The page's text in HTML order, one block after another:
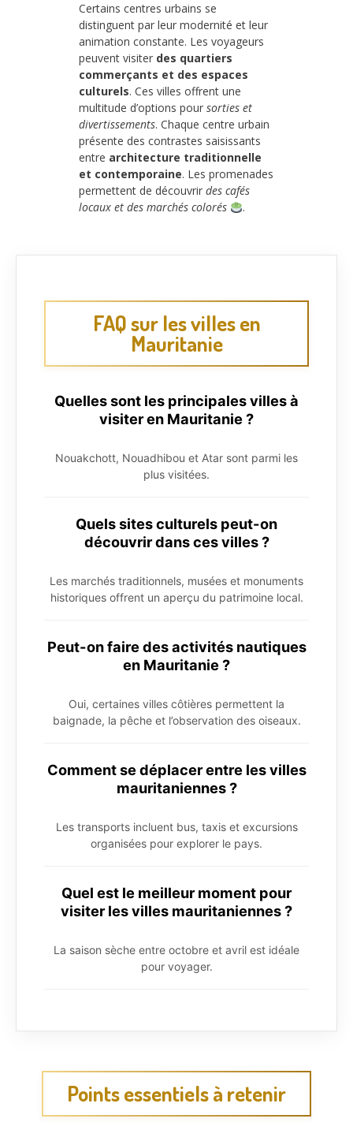
Certains centres urbains se
distinguent par leur modernité et leur
animation constante. Les voyageurs
peuvent visiter des quartiers
commerçants et des espaces
culturels. Ces villes offrent une
multitude d’options pour sorties et
divertissements. Chaque centre urbain
présente des contrastes saisissants
entre architecture traditionnelle
et contemporaine. Les promenades
permettent de découvrir des cafés
locaux et des marchés colorés
.
FAQ sur les villes en
Mauritanie
Quelles sont les principales villes à
visiter en Mauritanie ?
Nouakchott, Nouadhibou et Atar sont parmi les
plus visitées.
Quels sites culturels peut-on
découvrir dans ces villes ?
Les marchés traditionnels, musées et monuments
historiques offrent un aperçu du patrimoine local.
Peut-on faire des activités nautiques
en Mauritanie ?
Oui, certaines villes côtières permettent la
baignade, la pêche et l’observation des oiseaux.
Comment se déplacer entre les villes
mauritaniennes ?
Les transports incluent bus, taxis et excursions
organisées pour explorer le pays.
Quel est le meilleur moment pour
visiter les villes mauritaniennes ?
La saison sèche entre octobre et avril est idéale
pour voyager.
Points essentiels à retenir